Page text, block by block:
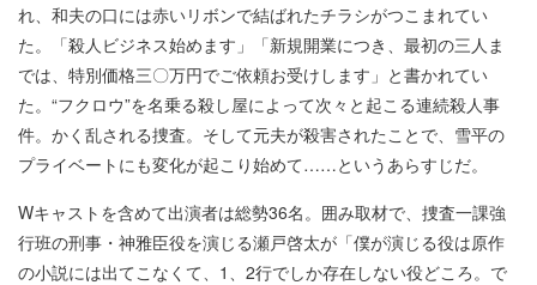
れ、和夫の口には赤いリボンで結ばれたチラシがつこまれてい
た。「殺人ビジネス始めます」「新規開業につき、最初の三人ま
では、特別価格三〇万円でご依頼お受けします」と書かれてい
た。“フクロウ”を名乗る殺し屋によって次々と起こる連続殺人事
件。かく乱される捜査。そして元夫が殺害されたことで、雪平の
プライベートにも変化が起こり始めて……というあらすじだ。
Wキャストを含めて出演者は総勢36名。囲み取材で、捜査一課強
行班の刑事・神雅臣役を演じる瀬戸啓太が「僕が演じる役は原作
の小説には出てこなくて、1、2行でしか存在しない役どころ。で